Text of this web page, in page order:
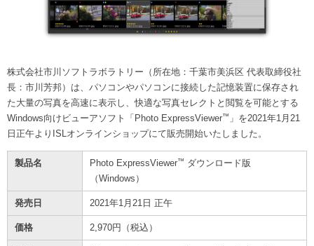
株式会社市川ソフトラボラトリー（所在地：千葉市美浜区 代表取締役社
長：市川芳邦）は、パソコンやパソコンに接続した記憶装置に保存され
た大量の写真を高速に表示し、快適な写真セレクトと閲覧を可能とする
Windows向けビューアソフト「Photo ExpressViewer™ 」を2021年1月21
日正午よりISLオンラインショップにて販売開始いたしました。
製品名 Photo ExpressViewer™ ダウンロード版
（Windows）
発売日 2021年1月21日 正午
価格 2,970円（税込）